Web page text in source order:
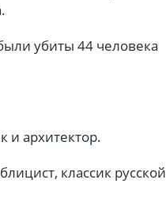
убиты 44 человека
и архитектор.
классик русской